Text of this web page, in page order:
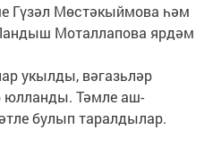
Гүзәл Мөстәкыймова һәм
Моталлапова ярдәм
укылды, вәгазьләр
юлланды. Тәмле аш-
булып таралдылар.